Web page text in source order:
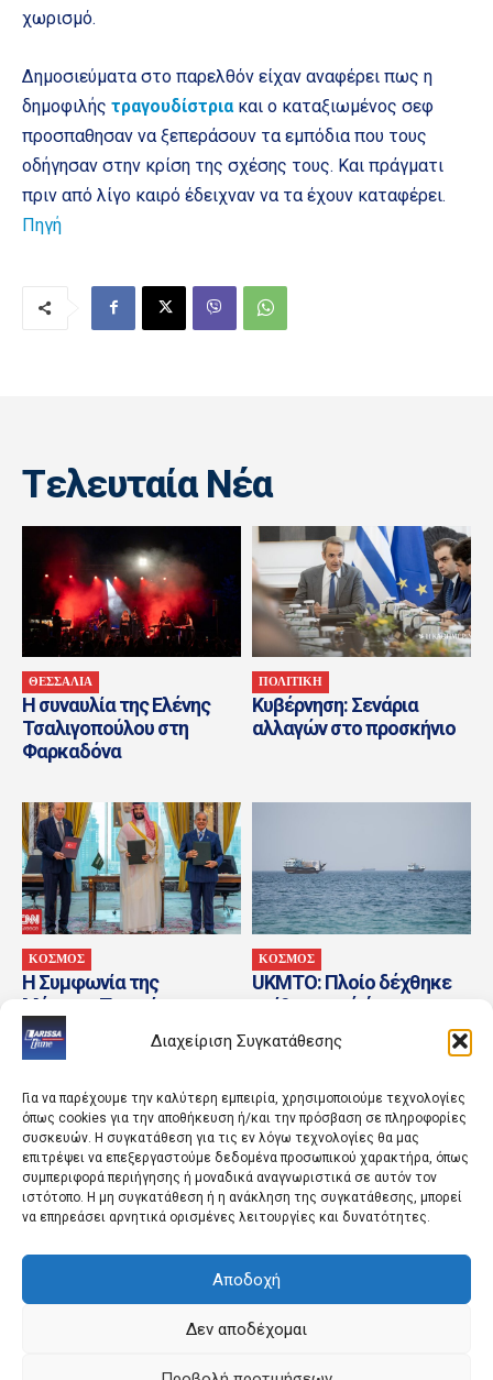
Διαχείριση Συγκατάθεσης
Για να παρέχουμε την καλύτερη εμπειρία, χρησιμοποιούμε τεχνολογίες
όπως cookies για την αποθήκευση ή/και την πρόσβαση σε πληροφορίες
συσκευών. Η συγκατάθεση για τις εν λόγω τεχνολογίες θα μας
επιτρέψει να επεξεργαστούμε δεδομένα προσωπικού χαρακτήρα, όπως
συμπεριφορά περιήγησης ή μοναδικά αναγνωριστικά σε αυτόν τον
ιστότοπο. Η μη συγκατάθεση ή η ανάκληση της συγκατάθεσης, μπορεί
να επηρεάσει αρνητικά ορισμένες λειτουργίες και δυνατότητες.
Αποδοχή
Δεν αποδέχομαι
χωρισμό.
Δημοσιεύματα στο παρελθόν είχαν αναφέρει πως η
δημοφιλής τραγουδίστρια και ο καταξιωμένος σεφ
προσπαθησαν να ξεπεράσουν τα εμπόδια που τους
οδήγησαν στην κρίση της σχέσης τους. Και πράγματι
πριν από λίγο καιρό έδειχναν να τα έχουν καταφέρει.
Πηγή
Tελευταία Nέα
ΘΕΣΣΑΛΙΑ
H συναυλία της Ελένης
Τσαλιγοπούλου στη
Φαρκαδόνα
ΠΟΛΙΤΙΚΗ
Κυβέρνηση: Σενάρια
αλλαγών στο προσκήνιο
ΚΟΣΜΟΣ
Η Συμφωνία της
Μέκκας: Τουρκία,
Σαουδική Αραβία και
Πακιστάν «σφράγισαν» τη
ΚΟΣΜΟΣ
UKMTO: Πλοίο δέχθηκε
επίθεση από άγνωστης
προέλευσης πυρομαχικό
ανατολικά του Ομάν
Λιονέλ Μέσι: Πέθανε ο
πατέρας του, Χόρχε
ΚΟΣΜΟΣ
Φωτιά σε χαμηλή
βλάστηση στην Ευκαρπία
μέσα